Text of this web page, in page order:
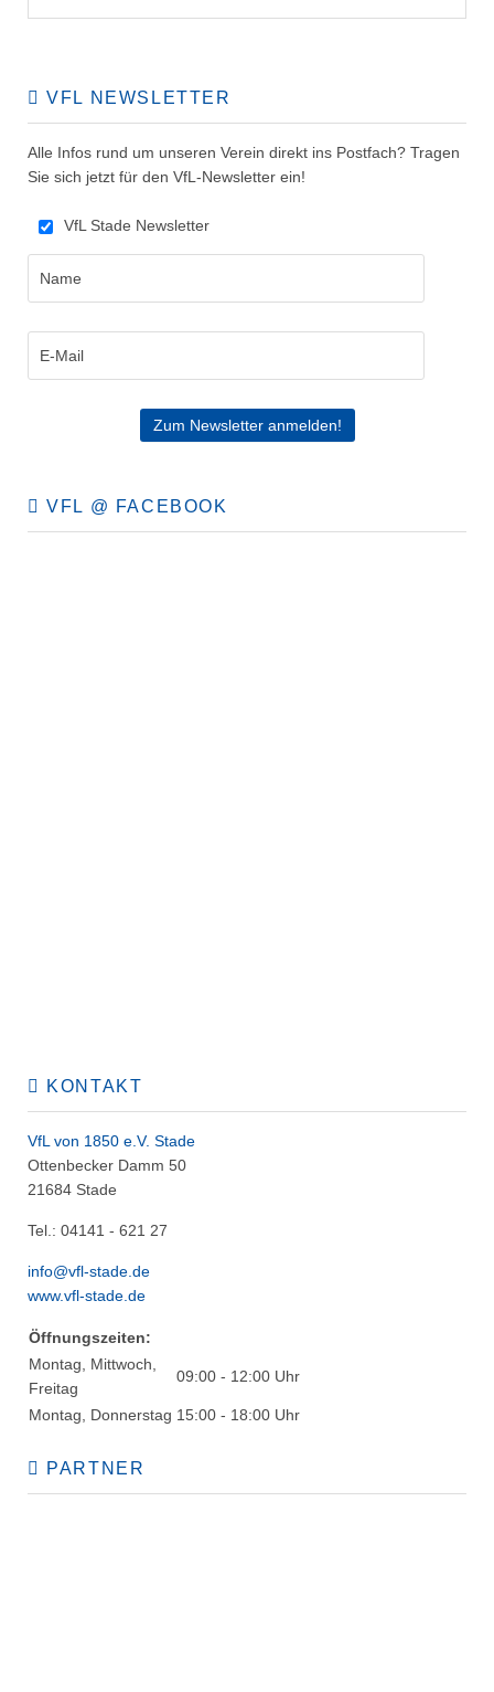
VFL NEWSLETTER
Alle Infos rund um unseren Verein direkt ins Postfach? Tragen
Sie sich jetzt für den VfL-Newsletter ein!
VfL Stade Newsletter
VFL @ FACEBOOK
KONTAKT
VfL von 1850 e.V. Stade
Ottenbecker Damm 50
21684 Stade
Tel.: 04141 - 621 27
info@vfl-stade.de
www.vfl-stade.de
Öffnungszeiten:
Montag, Mittwoch,
Freitag
09:00 - 12:00 Uhr
Montag, Donnerstag 15:00 - 18:00 Uhr
PARTNER